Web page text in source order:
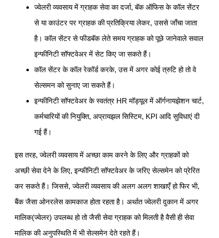
ज्वेलरी व्यवसाय में ग्राहक सेवा का दर्जा, बॅक ऑफिस के कॉल सेंटर
से या काउंटर पर ग्राहक की प्रतिक्रिया लेकर, उससे जाँचा जाता
है। कॉल सेंटर से फीडबॅक लेते समय ग्राहक को पूछे जानेवाले सवाल
इन्फीनिटी सॉफ्टवेअर में सेट किए जा सकते हैं।
कॉल सेंटर के कॉल रेकॉर्ड करके, उस में अगर कोई त्रुटि हो तो वे
सेल्समन को सुनाए जा सकते हैं।
इन्फीनिटी सॉफ्टवेअर के स्वतंत्र HR मॉड्यूल में ऑर्गनायझेशन चार्ट,
कर्मचारियों की नियुक्ति, अप्रायझल सिस्टिम, KPI आदि सुविधाएं दी
गई हैं।
इस तरह, ज्वेलरी व्यवसाय में अच्छा काम करने के लिए और ग्राहकों को
अच्छी सेवा देने के लिए, इन्फीनिटी सॉफ्टवेअर के जरिए सेल्समेन को प्रेरित
कर सकते हैं। जिससे, ज्वेलरी व्यवसाय की अलग अलग शाखाएँ हो फिर भी,
बैंक जैसा ओनरलेस कामकाज होता रहता है। अर्थात ज्वेलरी दुकान में अगर
मालिक(ज्वेलर) उपलब्ध हो तो जैसी सेवा ग्राहक को मिलती है वैसी ही सेवा
मालिक की अनुपस्थिति में भी सेल्समेन देते रहते हैं।